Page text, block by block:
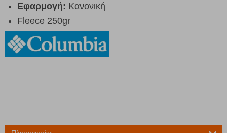
Εφαρμογή: Κανονική
Fleece 250gr